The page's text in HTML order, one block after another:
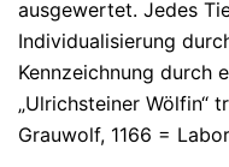
ausgewertet. Jedes
Individualisierung
Kennzeichnung durch
„Ulrichsteiner Wölfin“
Grauwolf, 1166 =